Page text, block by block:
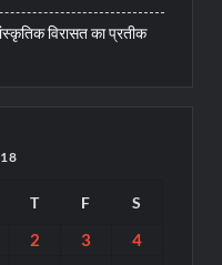
विरासत का प्रतीक
T F S
2 3
4